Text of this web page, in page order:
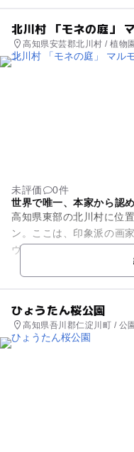
北川村 「モネの庭」
高知県安芸郡北川村 / 植物
未評価
0件
世界で唯一、本家から認
高知県東部の北川村に位
ン。ここは、印象派の画
ヴェルニーにある「モネ
季の変化を花を通じて楽
ひょうたん桜公園
高知県吾川郡仁淀川町 / 公